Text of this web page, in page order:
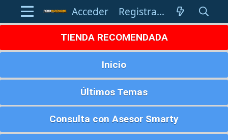
Acceder Registrarse
TIENDA RECOMENDADA
Inicio
Últimos Temas
Consulta con Asesor Smarty